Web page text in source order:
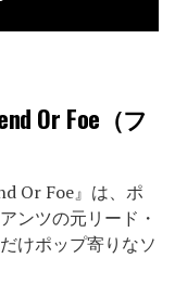
Or Foe（フ
Or Foe』は、ポ
ンツの元リード・
けポップ寄りなソ